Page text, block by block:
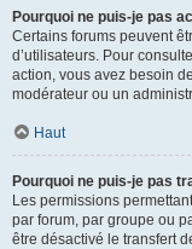
Pourquoi ne puis-je pas
Certains forums peuvent
d’utilisateurs. Pour
action, vous avez besoin
modérateur ou un
Haut
Pourquoi ne puis-je pas
Les permissions
par forum, par groupe ou
être désactivé le transfert